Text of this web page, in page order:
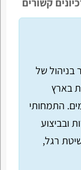
בניהול של
בארץ
התמחותי
ובביצוע
רגל,